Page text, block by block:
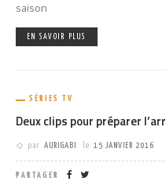
saison
EN SAVOIR PLUS
SÉRIES TV
Deux clips pour préparer
par AURIGABI le 15 JANVIER 2016
PARTAGER